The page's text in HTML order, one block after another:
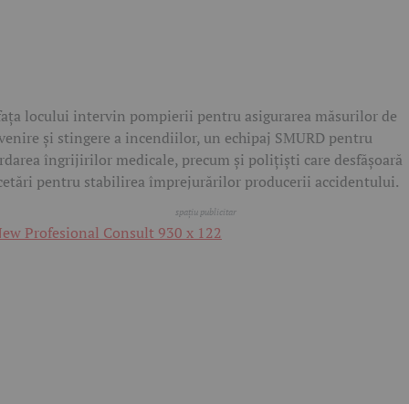
locului intervin pompierii pentru asigurarea măsurilor de
și stingere a incendiilor, un echipaj SMURD pentru
îngrijirilor medicale, precum și polițiști care desfășoară
pentru stabilirea împrejurărilor producerii accidentului.